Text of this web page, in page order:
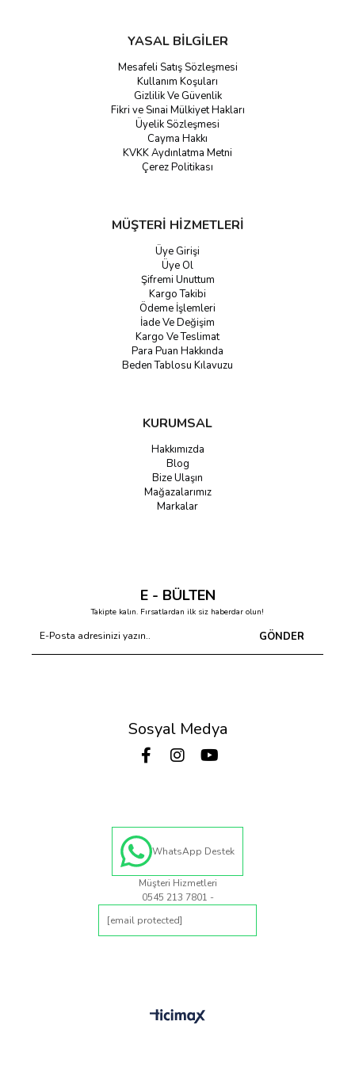
YASAL BİLGİLER
Mesafeli Satış Sözleşmesi
Kullanım Koşuları
Gizlilik Ve Güvenlik
Fikri ve Sınai Mülkiyet Hakları
Üyelik Sözleşmesi
Cayma Hakkı
KVKK Aydınlatma Metni
Çerez Politikası
MÜŞTERİ HİZMETLERİ
Üye Girişi
Üye Ol
Şifremi Unuttum
Kargo Takibi
Ödeme İşlemleri
İade Ve Değişim
Kargo Ve Teslimat
Para Puan Hakkında
Beden Tablosu Kılavuzu
KURUMSAL
Hakkımızda
Blog
Bize Ulaşın
Mağazalarımız
Markalar
E - BÜLTEN
Takipte kalın. Fırsatlardan ilk siz haberdar olun!
GÖNDER
Sosyal Medya
WhatsApp Destek
Müşteri Hizmetleri
0545 213 7801 -
[email protected]